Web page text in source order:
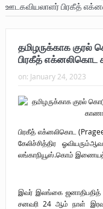
விடுதலைப் பெருமூச்சு :
வரலாற்று ஆவணங்களின்
முள்ளிவாய்க்கால்:
முள்ளிவாய்க்கால்:
வணக்க நிகழ்வும்
உரிமைப் போராட்டம் _
ஊடகவியலாளர் பிரகீத்
தமிழருக்காக
பிரகீத்
on: January 24, 2023
பிரகீத் எக்னலிகொட
கேலிச்சித்திர
ஓவியரும்
லங்காநியூஸ்.கொம்
இவர் இலங்கை ஜனாதிபதித்
சனவரி 24ஆம் நாள்